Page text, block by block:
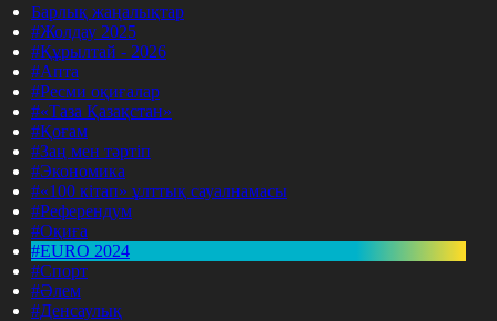
Барлық жаңалықтар
#Жолдау 2025
#Құрылтай - 2026
#Апта
#Ресми оқиғалар
#«Таза Қазақстан»
#Қоғам
#Заң мен тәртіп
#Экономика
#«100 кітап» ұлттық сауалнамасы
#Референдум
#Оқиға
#EURO 2024
#Спорт
#Әлем
#Денсаулық